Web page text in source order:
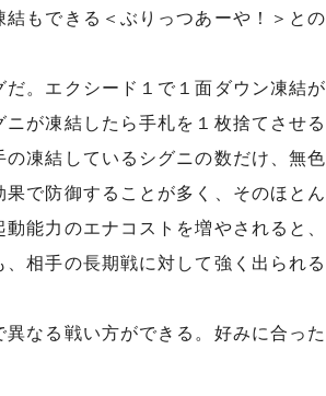
もできる＜ぶりっつあーや！＞との
。エクシード１で１面ダウン凍結が
が凍結したら手札を１枚捨てさせる
凍結しているシグニの数だけ、無色
で防御することが多く、そのほとん
能力のエナコストを増やされると、
相手の長期戦に対して強く出られる
なる戦い方ができる。好みに合った